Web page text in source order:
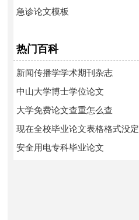
急诊论文模板
热门百科
新闻传播学学术期刊杂志
中山大学博士学位论文
大学免费论文查重怎么查
现在全校毕业论文表格格式没定
安全用电专科毕业论文